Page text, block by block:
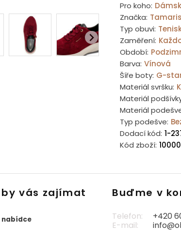
Pro koho:
Značka: Tamaris
Typ obuvi:
Zaměření:
Období:
Barva: Vínová
Šíře boty: G-
Materiál svršku:
Materiál
Materiál
Typ podešve:
Dodací kód: 1-
Kód zboží:
by vás zajímat
nabídce
Buďme v
Telefon:
+420
E-mail: